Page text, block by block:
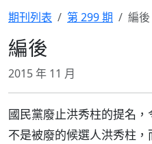
期刊列表 第 299 期 編後
編後
2015 年 11 月
國民黨廢止洪秀柱的提名
不是被廢的候選人洪秀柱